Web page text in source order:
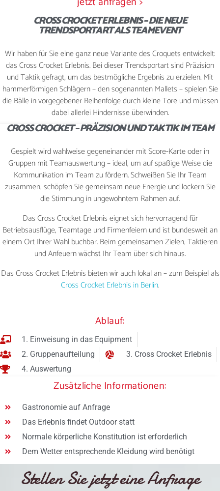
WEIHNACHTSFEIER
KONTAKT
JETZT BUCHEN
CROSS CROCKET ERLEBNIS – DIE NEUE
TRENDSPORTART ALS TEAMEVENT
Wir haben für Sie eine ganz neue Variante des Croquets entwickelt:
das Cross Crocket Erlebnis. Bei dieser Trendsportart sind Präzision
und Taktik gefragt, um das bestmögliche Ergebnis zu erzielen. Mit
hammerförmigen Schlägern – den sogenannten Mallets – spielen Sie
die Bälle in vorgegebener Reihenfolge durch kleine Tore und müssen
dabei allerlei Hindernisse überwinden.
CROSS CROCKET – PRÄZISION UND TAKTIK IM TEAM
Gespielt wird wahlweise gegeneinander mit Score-Karte oder in
Gruppen mit Teamauswertung – ideal, um auf spaßige Weise die
Kommunikation im Team zu fördern. Schweißen Sie Ihr Team
zusammen, schöpfen Sie gemeinsam neue Energie und lockern Sie
die Stimmung in ungewohntem Rahmen auf.
Das Cross Crocket Erlebnis eignet sich hervorragend für
Betriebsausflüge, Teamtage und Firmenfeiern und ist bundesweit an
einem Ort Ihrer Wahl buchbar. Beim gemeinsamen Zielen, Taktieren
und Anfeuern wächst Ihr Team über sich hinaus.
Das Cross Crocket Erlebnis bieten wir auch lokal an – zum Beispiel als
Cross Crocket Erlebnis in Berlin.
Ablauf:
1. Einweisung in das Equipment
2. Gruppenaufteilung
3. Cross Crocket Erlebnis
4. Auswertung
Zusätzliche Informationen:
Gastronomie auf Anfrage
Das Erlebnis findet Outdoor statt
Normale körperliche Konstitution ist erforderlich
Dem Wetter entsprechende Kleidung wird benötigt
Stellen Sie jetzt eine Anfrage